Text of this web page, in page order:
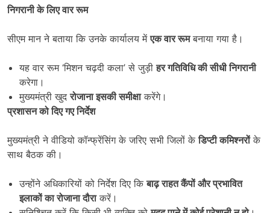
निगरानी के लिए वार रूम
सीएम मान ने बताया कि उनके कार्यालय मेंएक वार रूमबनाया गया है।
यह वार रूम ‘मिशन चढ़दी कला’ से जुड़ीहर गतिविधि की सीधी निगरानी
करेगा।
मुख्यमंत्री खुदरोजाना इसकी समीक्षाकरेंगे।
प्रशासन को दिए गए निर्देश
मुख्यमंत्री ने वीडियो कॉन्फ्रेंसिंग के जरिए सभी जिलों केडिप्टी कमिश्नरोंके
साथ बैठक की।
उन्होंने अधिकारियों को निर्देश दिए किबाढ़ राहत कैंपों और प्रभावित
इलाकों का रोजाना दौराकरें।